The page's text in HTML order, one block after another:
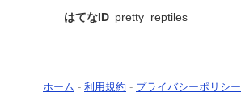
はてなID pretty_reptiles
ホーム - 利用規約 - プライバシーポリシー